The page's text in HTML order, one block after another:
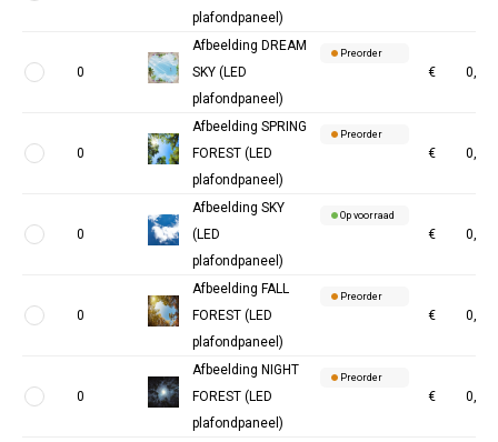
plafondpaneel)
0
Afbeelding DREAM
SKY (LED
plafondpaneel)
Preorder
€ 0,00
0
Afbeelding SPRING
FOREST (LED
plafondpaneel)
Preorder
€ 0,00
0
Afbeelding SKY
(LED
plafondpaneel)
Op voorraad
€ 0,00
0
Afbeelding FALL
FOREST (LED
plafondpaneel)
Preorder
€ 0,00
0
Afbeelding NIGHT
FOREST (LED
plafondpaneel)
Preorder
€ 0,00